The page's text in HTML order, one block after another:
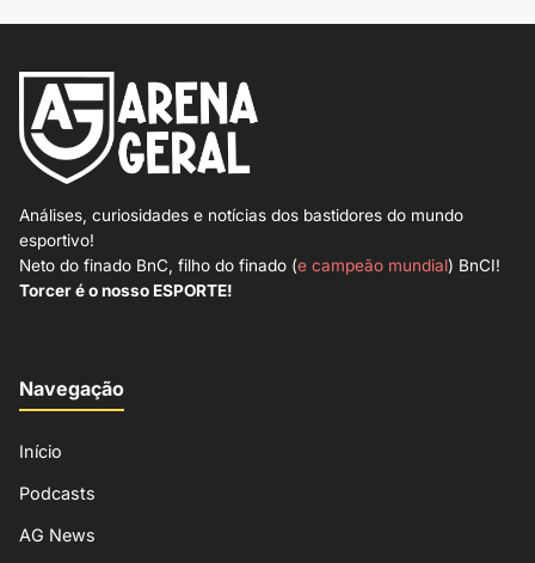
Análises, curiosidades e notícias dos bastidores do mundo
esportivo!
Neto do finado BnC, filho do finado (e campeão mundial) BnCI!
Torcer é o nosso ESPORTE!
Navegação
Início
Podcasts
AG News